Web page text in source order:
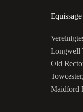
Longwell
Old
Maidford